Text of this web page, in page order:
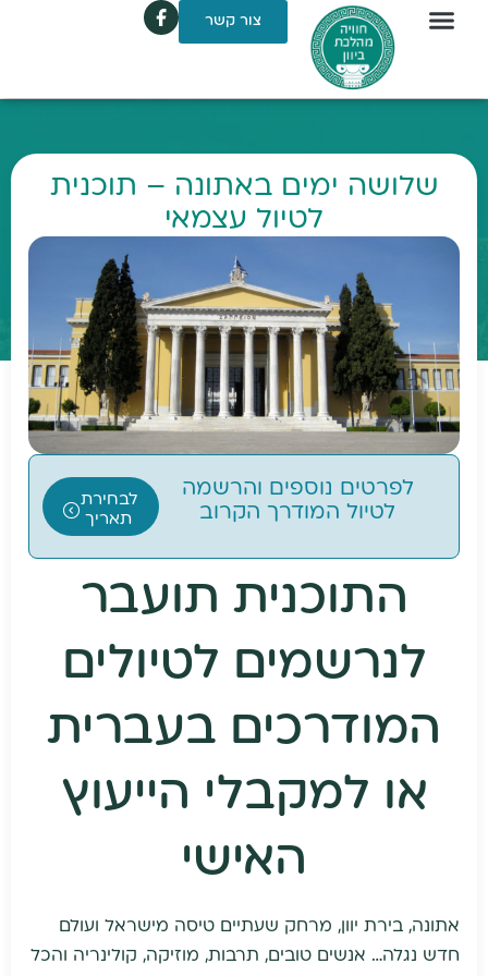
צור קשר
שלושה ימים באתונה – תוכנית
לטיול עצמאי
לפרטים נוספים והרשמה
לטיול המודרך הקרוב
לבחירת
תאריך
התוכנית תועבר
לנרשמים לטיולים
המודרכים בעברית
או למקבלי הייעוץ
האישי
אתונה, בירת יוון, מרחק שעתיים טיסה מישראל ועולם
חדש נגלה… אנשים טובים, תרבות, מוזיקה, קולינריה והכל